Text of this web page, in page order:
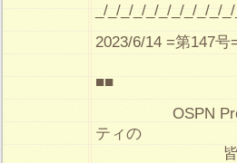
_/_/_/_/_/_/_/_/_/_/
2023/6/14 =第147号
■■ O
OSPN Pressメ
ティの
皆で作り、